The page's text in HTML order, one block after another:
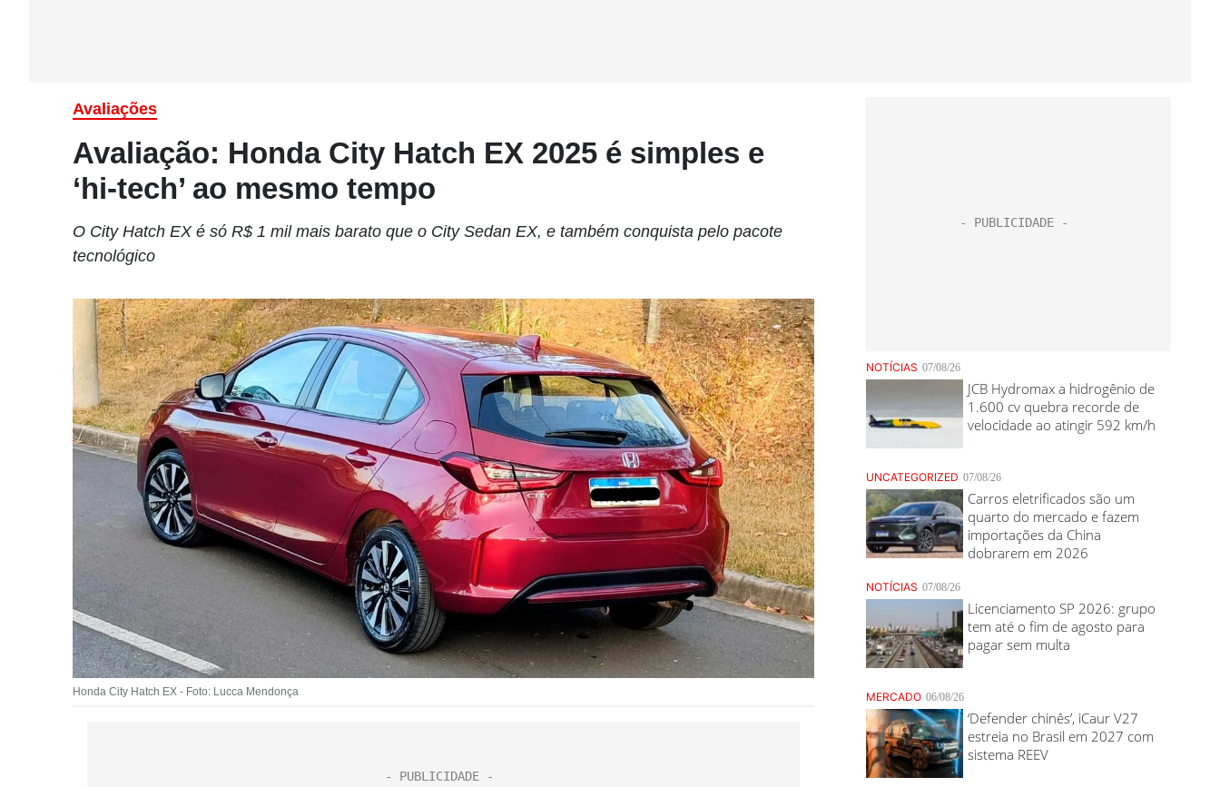
Avaliações
Avaliação: Honda City Hatch EX 2025 é simples e
‘hi-tech’ ao mesmo tempo
O City Hatch EX é só R$ 1 mil mais barato que o City Sedan EX, e também conquista pelo pacote
tecnológico
Honda City Hatch EX - Foto: Lucca Mendonça